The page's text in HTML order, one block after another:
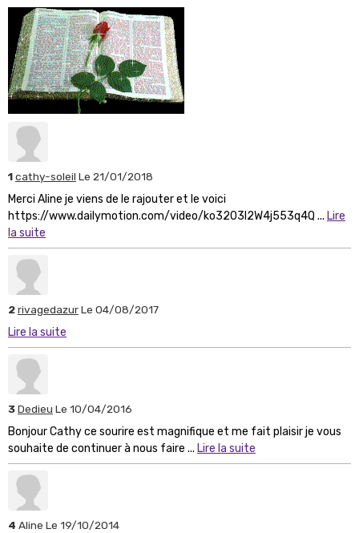
1cathy-soleil Le 21/01/2018
Merci Aline je viens de le rajouter et le voici
https://www.dailymotion.com/video/ko3203l2W4j553q4Q ... Lire
la suite
2rivagedazurLe 04/08/2017
Lire la suite
3Dedieu Le 10/04/2016
Bonjour Cathy ce sourire est magnifique et me fait plaisir je vous
souhaite de continuer à nous faire ... Lire la suite
4 Aline Le 19/10/2014